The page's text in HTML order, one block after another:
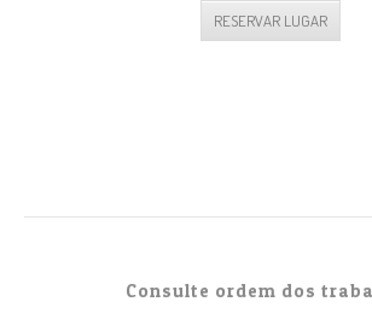
RESERVAR LUGAR
Consulte ordem dos